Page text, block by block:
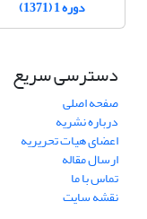
دوره 1 (1371)
دسترسی سریع
صفحه اصلی
درباره نشریه
اعضای هیات تحریریه
ارسال مقاله
تماس با ما
نقشه سایت